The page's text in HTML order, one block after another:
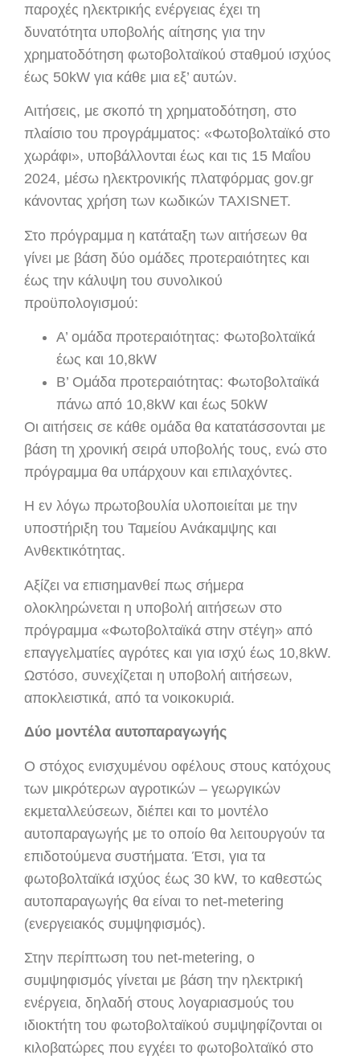
παροχές ηλεκτρικής ενέργειας έχει τη
δυνατότητα υποβολής αίτησης για την
χρηματοδότηση φωτοβολταϊκού σταθμού ισχύος
έως 50kW για κάθε μια εξ’ αυτών.
Αιτήσεις, με σκοπό τη χρηματοδότηση, στο
πλαίσιο του προγράμματος: «Φωτοβολταϊκό στο
χωράφι», υποβάλλονται έως και τις 15 Μαΐου
2024, μέσω ηλεκτρονικής πλατφόρμας gov.gr
κάνοντας χρήση των κωδικών TAXISNET.
Στο πρόγραμμα η κατάταξη των αιτήσεων θα
γίνει με βάση δύο ομάδες προτεραιότητες και
έως την κάλυψη του συνολικού
προϋπολογισμού:
Α’ ομάδα προτεραιότητας: Φωτοβολταϊκά
έως και 10,8kW
B’ Oμάδα προτεραιότητας: Φωτοβολταϊκά
πάνω από 10,8kW και έως 50kW
Οι αιτήσεις σε κάθε ομάδα θα κατατάσσονται με
βάση τη χρονική σειρά υποβολής τους, ενώ στο
πρόγραμμα θα υπάρχουν και επιλαχόντες.
Η εν λόγω πρωτοβουλία υλοποιείται με την
υποστήριξη του Ταμείου Ανάκαμψης και
Ανθεκτικότητας.
Αξίζει να επισημανθεί πως σήμερα
ολοκληρώνεται η υποβολή αιτήσεων στο
πρόγραμμα «Φωτοβολταϊκά στην στέγη» από
επαγγελματίες αγρότες και για ισχύ έως 10,8kW.
Ωστόσο, συνεχίζεται η υποβολή αιτήσεων,
αποκλειστικά, από τα νοικοκυριά.
Δύο μοντέλα αυτοπαραγωγής
Ο στόχος ενισχυμένου οφέλους στους κατόχους
των μικρότερων αγροτικών – γεωργικών
εκμεταλλεύσεων, διέπει και το μοντέλο
αυτοπαραγωγής με το οποίο θα λειτουργούν τα
επιδοτούμενα συστήματα. Έτσι, για τα
φωτοβολταϊκά ισχύος έως 30 kW, το καθεστώς
αυτοπαραγωγής θα είναι το net-metering
(ενεργειακός συμψηφισμός).
Στην περίπτωση του net-metering, ο
συμψηφισμός γίνεται με βάση την ηλεκτρική
ενέργεια, δηλαδή στους λογαριασμούς του
ιδιοκτήτη του φωτοβολταϊκού συμψηφίζονται οι
κιλοβατώρες που εγχέει το φωτοβολταϊκό στο